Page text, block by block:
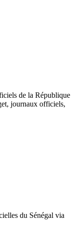
de la République
journaux officiels,
du Sénégal via